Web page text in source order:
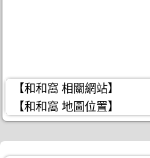
【和和窩 相關網站】
【和和窩 地圖位置】